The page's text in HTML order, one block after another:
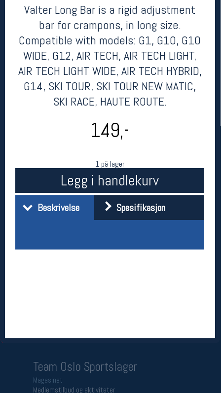
Valter Long Bar is a rigid adjustment
bar for crampons, in long size.
Compatible with models: G1, G10, G10
WIDE, G12, AIR TECH, AIR TECH LIGHT,
AIR TECH LIGHT WIDE, AIR TECH HYBRID,
G14, SKI TOUR, SKI TOUR NEW MATIC,
SKI RACE, HAUTE ROUTE.
149,-
1 på lager
Legg i handlekurv
Beskrivelse Spesifikasjon
kr 149
Her finner du oss
Oslo Sportslager
Torggata 20
Team Oslo Sportslager
Magasinet
Medlemstilbud og aktiviteter